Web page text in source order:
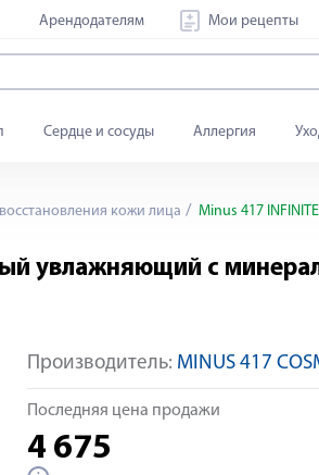
Арендодателям Мои рецепты
Сердце и сосуды Аллергия
кожи лица Minus 417
увлажняющий с
Яндекс Сплит
Производитель: MINUS 417
Последняя цена продажи
4 675